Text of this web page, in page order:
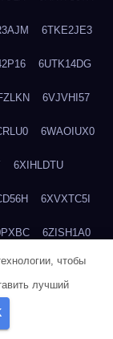
6TKE2JE3
6UTK14DG
6VJVHI57
6WAOIUX0
6XIHLDTU
6XVXTC5I
6ZISH1A0
711BHOSD
чтобы
лучший